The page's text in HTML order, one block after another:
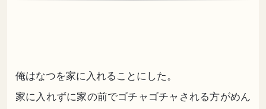
俺はなつを家に入れることにした。
家に入れずに家の前でゴチャゴチャされる方がめん